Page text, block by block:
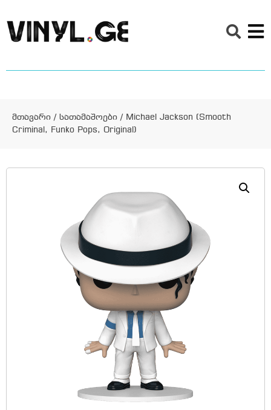
მთავარი / სათამაშოები / Michael Jackson (Smooth
Criminal, Funko Pops, Original)